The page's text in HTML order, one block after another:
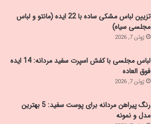
تزیین لباس مشکی ساده با 22 ایده (مانتو و لباس
مجلسی سیاه)
ژوئن 7, 2026
لباس مجلسی با کفش اسپرت سفید مردانه: 14 ایده
فوق العاده
ژوئن 7, 2026
رنگ پیراهن مردانه برای پوست سفید: 5 بهترین
مدل و نمونه